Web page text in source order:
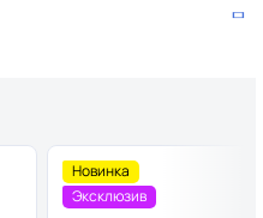
Новинка
Эксклюзив